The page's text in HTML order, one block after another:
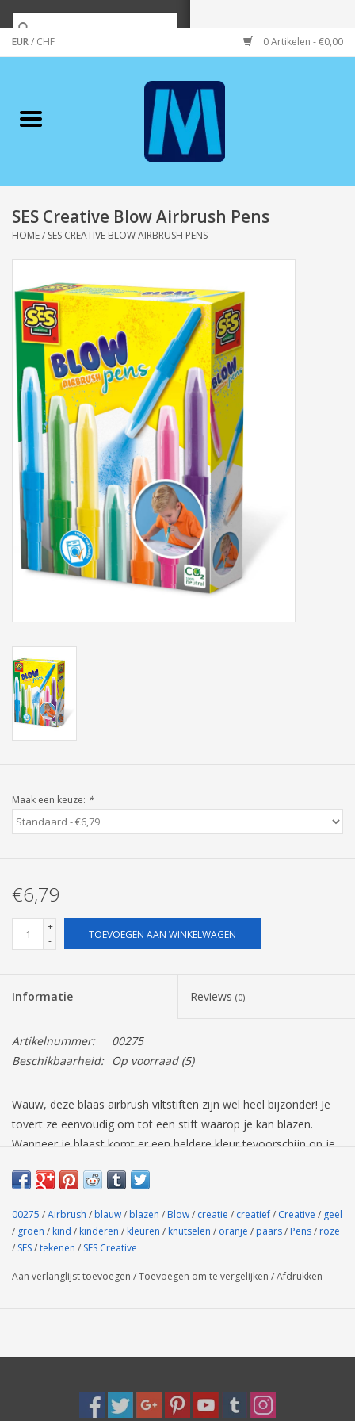
EUR/ CHF 0 Artikelen - €0,00
Merken
Wonen/koken/huishouden
Wenskaarten
Zeeuws/Streek
Tassen/Portemonnee
Boeken
Elektra
Baby & Peuter
Speelgoed & hobby
Contact/Locatie
Veiligheid
Pasen
SES Creative Blow Airbrush Pens
HOME/ SES CREATIVE BLOW AIRBRUSH PENS
Maak een keuze: *
€6,79
+
-
TOEVOEGEN AAN WINKELWAGEN
Informatie Reviews (0)
Artikelnummer:
00275
Beschikbaarheid:
Op voorraad(5)
Wauw, deze blaas airbrush viltstiften zijn wel heel bijzonder! Je
tovert ze eenvoudig om tot een stift waarop je kan blazen.
Wanneer je blaast komt er een heldere kleur tevoorschijn op je
te maken.
Eigenschappen:
Maak mooie kleurovergangen
Goed uitwasbaar van de huid en de meeste textielsoorten
Inhoud:
00275 /Airbrush / blauw/ blazen / Blow/ creatie / creatief/ Creative / geel
/ groen / kind / kinderen / kleuren / knutselen / oranje / paars/ Pens/ roze
/ SES/tekenen / SES Creative
Aan verlanglijst toevoegen /Toevoegen om te vergelijken /Afdrukken